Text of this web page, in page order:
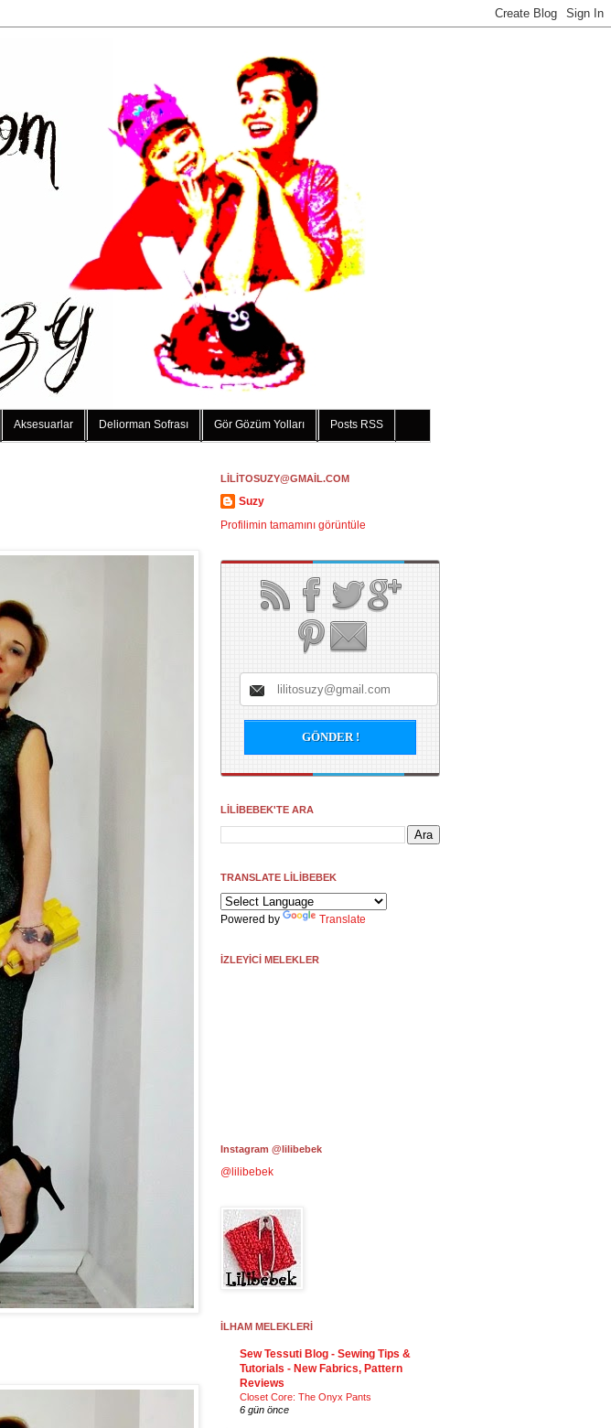
Aksesuarlar Deliorman Sofrası Gör Gözüm Yolları Posts RSS
LİLİTOSUZY@GMAİL.COM
Suzy
Profilimin tamamını görüntüle
LİLİBEBEK'TE ARA
TRANSLATE LİLİBEBEK
Powered by Translate
İZLEYİCİ MELEKLER
Instagram @lilibebek
@lilibebek
İLHAM MELEKLERİ
Sew Tessuti Blog - Sewing Tips &
Tutorials - New Fabrics, Pattern
Reviews
Closet Core: The Onyx Pants
6 gün önce